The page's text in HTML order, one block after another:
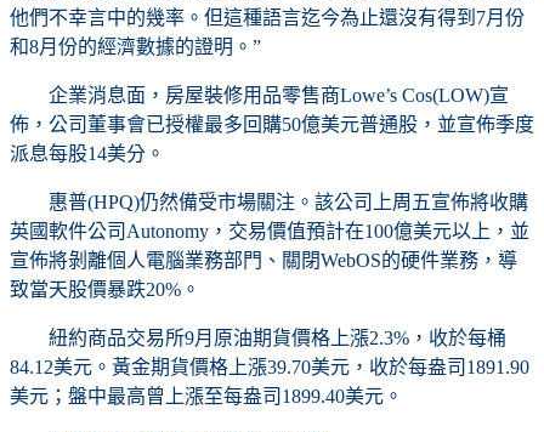
他們不幸言中的幾率。但這種語言迄今為止還沒有得到7月份
和8月份的經濟數據的證明。”
企業消息面，房屋裝修用品零售商Lowe’s Cos(LOW)宣
佈，公司董事會已授權最多回購50億美元普通股，並宣佈季度
派息每股14美分。
惠普(HPQ)仍然備受市場關注。該公司上周五宣佈將收購
英國軟件公司Autonomy，交易價值預計在100億美元以上，並
宣佈將剝離個人電腦業務部門、關閉WebOS的硬件業務，導
致當天股價暴跌20%。
紐約商品交易所9月原油期貨價格上漲2.3%，收於每桶
84.12美元。黃金期貨價格上漲39.70美元，收於每盎司1891.90
美元；盤中最高曾上漲至每盎司1899.40美元。